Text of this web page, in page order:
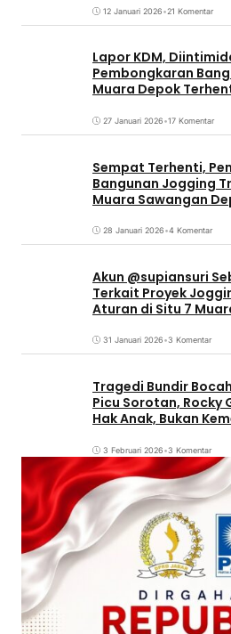
12 Januari 2026•21 Komentar
Lapor KDM,
Pembongkaran
Muara Depok
27 Januari 2026•17 Komentar
Sempat Terhenti,
Bangunan Jogging
Muara Sawangan
28 Januari 2026•4 Komentar
Akun @supiansuri
Terkait Proyek
Aturan di Situ 7
31 Januari 2026•3 Komentar
Tragedi Bundir
Picu Sorotan, Rocky
Hak Anak, Bukan
3 Februari 2026•3 Komentar